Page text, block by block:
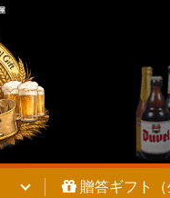
贈答ギフト（